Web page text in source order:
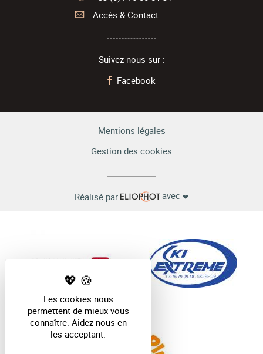
Accès & Contact
Suivez-nous sur :
Facebook
Mentions légales
Gestion des cookies
Réalisé par avec ❤
Les cookies nous
permettent de mieux vous
connaître. Aidez-nous en
les acceptant.